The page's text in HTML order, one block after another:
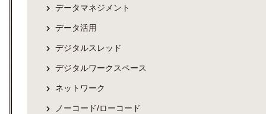
データマネジメント
データ活用
デジタルスレッド
デジタルワークスペース
ネットワーク
ノーコード/ローコード